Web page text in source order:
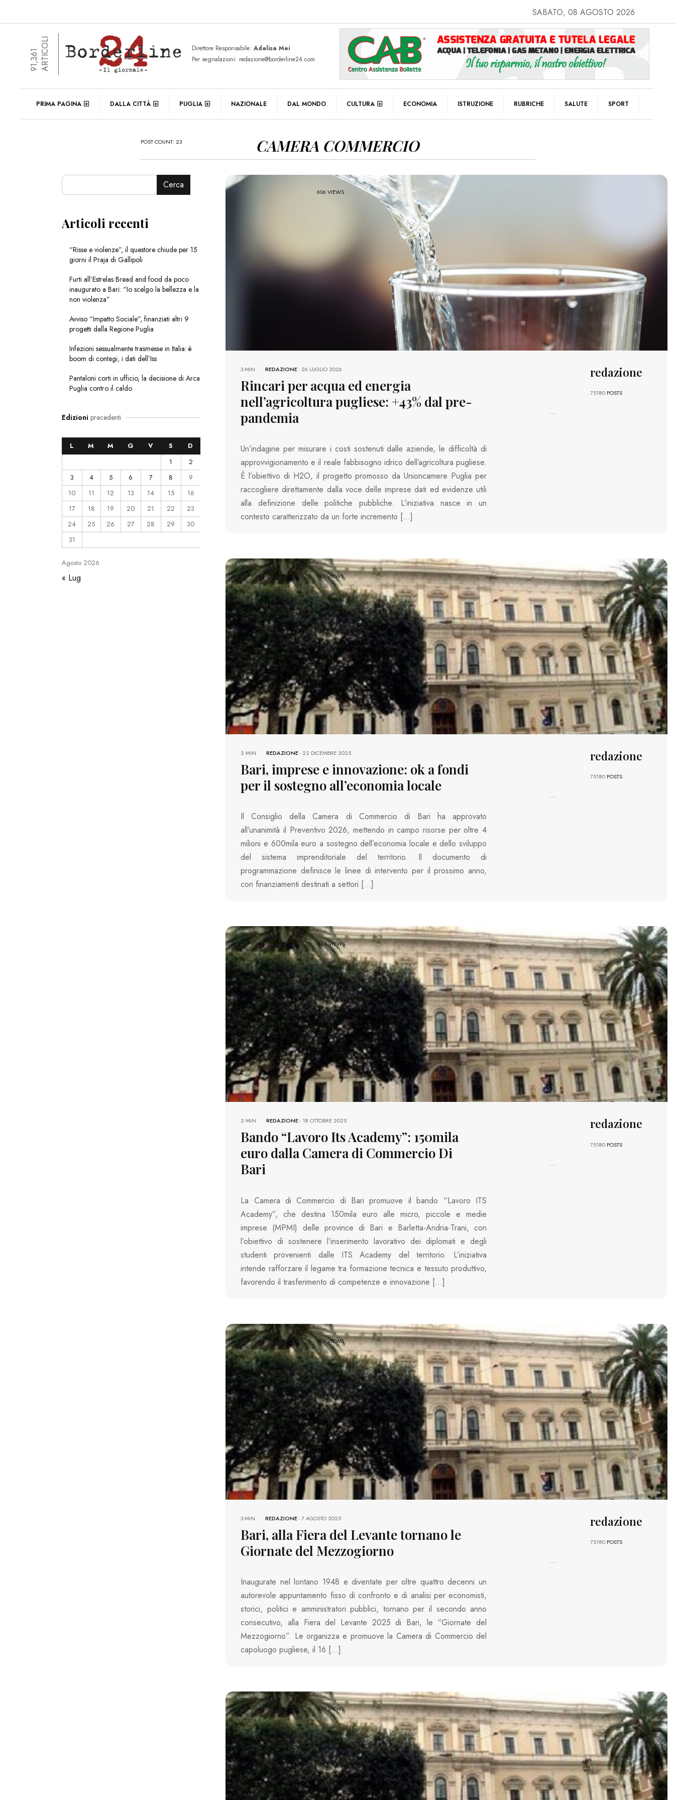
SABATO, 08 AGOSTO 2026
91,361ARTICOLI Direttore Responsabile: Adalisa Mei
Per segnalazioni: redazione@borderline24.com
PRIMA PAGINA DALLA CITTÀ PUGLIA NAZIONALE DAL MONDO CULTURA ECONOMIA ISTRUZIONE RUBRICHE SALUTE SPORT
POST COUNT: 23 CAMERA COMMERCIO
606 VIEWS
REDAZIONE-26 LUGLIO 2026
3 MIN
Rincari per acqua ed energia
nell’agricoltura pugliese: +43% dal pre-
pandemia
Un’indagine per misurare i costi sostenuti dalle aziende, le difficoltà di
approvvigionamento e il reale fabbisogno idrico dell’agricoltura pugliese.
È l’obiettivo di H2O, il progetto promosso da Unioncamere Puglia per
raccogliere direttamente dalla voce delle imprese dati ed evidenze utili
alla definizione delle politiche pubbliche. L’iniziativa nasce in un
contesto caratterizzato da un forte incremento […]
redazione
75180 POSTS
...
793 VIEWS
REDAZIONE-22 DICEMBRE 2025
2 MIN
Bari, imprese e innovazione: ok a fondi
per il sostegno all’economia locale
Il Consiglio della Camera di Commercio di Bari ha approvato
all’unanimità il Preventivo 2026, mettendo in campo risorse per oltre 4
milioni e 600mila euro a sostegno dell’economia locale e dello sviluppo
del sistema imprenditoriale del territorio. Il documento di
programmazione definisce le linee di intervento per il prossimo anno,
con finanziamenti destinati a settori […]
redazione
75180 POSTS
...
824 VIEWS
REDAZIONE-18 OTTOBRE 2025
2 MIN
Bando “Lavoro Its Academy”: 150mila
euro dalla Camera di Commercio Di
Bari
La Camera di Commercio di Bari promuove il bando “Lavoro ITS
Academy”, che destina 150mila euro alle micro, piccole e medie
imprese (MPMI) delle province di Bari e Barletta-Andria-Trani, con
l’obiettivo di sostenere l’inserimento lavorativo dei diplomati e degli
studenti provenienti dalle ITS Academy del territorio. L’iniziativa
intende rafforzare il legame tra formazione tecnica e tessuto produttivo,
favorendo il trasferimento di competenze e innovazione […]
redazione
75180 POSTS
...
597 VIEWS
REDAZIONE-7 AGOSTO 2025
3 MIN
Bari, alla Fiera del Levante tornano le
Giornate del Mezzogiorno
Inaugurate nel lontano 1948 e diventate per oltre quattro decenni un
autorevole appuntamento fisso di confronto e di analisi per economisti,
storici, politici e amministratori pubblici, tornano per il secondo anno
consecutivo, alla Fiera del Levante 2025 di Bari, le “Giornate del
Mezzogiorno”. Le organizza e promuove la Camera di Commercio del
capoluogo pugliese, il 16 […]
redazione
75180 POSTS
...
879 VIEWS
Cerca
Articoli recenti
“Risse e violenze”, il questore chiude per 15
giorni il Praja di Gallipoli
Furti all’Estrelas Bread and food da poco
inaugurato a Bari: “Io scelgo la bellezza e la
non violenza”
Avviso “Impatto Sociale”, finanziati altri 9
progetti dalla Regione Puglia
Infezioni sessualmente trasmesse in Italia: è
boom di contagi, i dati dell’Iss
Pantaloni corti in ufficio, la decisione di Arca
Puglia contro il caldo
Edizioni precedenti
Agosto2026
L M M G V S
D
1
2
3
4 5 6 7 8
9
10
11 12 13 14 15
16
17
18 19 20 21 22
23
24
25 26 27 28 29
30
31
« Lug